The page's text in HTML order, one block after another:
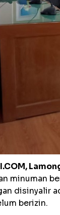
minuman
disinyalir
berizin.